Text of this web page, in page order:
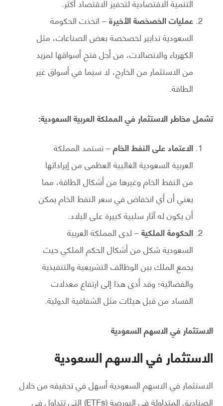
التنمية الاقتصادية لتحفيز الاقتصاد أكثر.
عمليات الخصخصة الأخيرة– اتخذت الحكومة
السعودية تدابير لخصخصة بعض الصناعات، مثل
الكهرباء والاتصالات، من أجل فتح أسواقها لمزيد
من الاستثمار من الخارج، لا سيما في أسواق غير
الطاقة.
تشمل مخاطر الاستثمار في المملكة العربية السعودية:
الاعتماد على النفط الخام– تستمد المملكة
العربية السعودية الغالبية العظمى من إيراداتها
من النفط الخام وغيرها من أشكال الطاقة، مما
يعني أن أي انخفاض في سعر النفط الخام يمكن
أن يكون له آثار سلبية كبيرة على البلاد.
الحكومة الملكية– لدى المملكة العربية
السعودية شكل من أشكال الحكم الملكي حيث
يجمع الملك بين الوظائف التشريعية والتنفيذية
والقضائية؛ وقد أدى هذا إلى ارتفاع معدلات
الفساد من قبل هيئات مثل الشفافية الدولية.
الاستثمار في الاسهم السعودية
الاستثمار في الاسهم السعودية
الاستثمار في الاسهم السعودية أسهل في تحقيقه من خلال
الصناديق المتداولة في البورصة (ETFs) التي تتداول في